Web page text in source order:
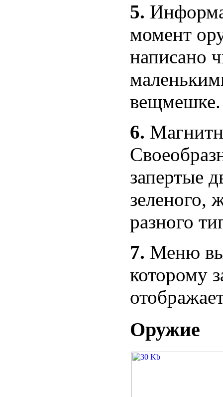
5.
момент
написано
вещмешке.
6.
запертые
зеленого,
разного
7. Меню
которому
Оружие